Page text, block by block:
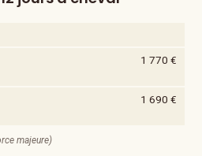
1 770 €
1 690 €
majeure)